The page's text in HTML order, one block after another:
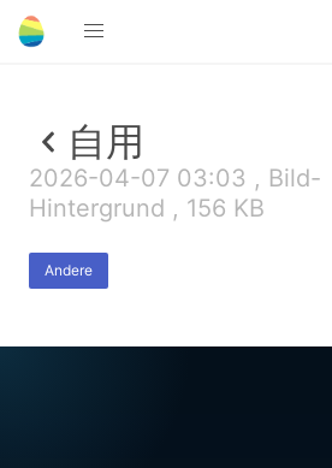
自用
2026-04-07 03:03 , Bild-
Hintergrund , 156 KB
Andere